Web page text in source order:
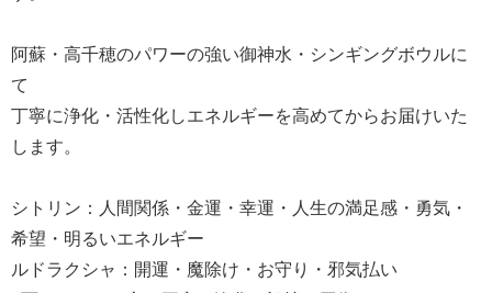
阿蘇・高千穂のパワーの強い御神水・シンギングボウルに
て
丁寧に浄化・活性化しエネルギーを高めてからお届けいた
します。
シトリン：人間関係・金運・幸運・人生の満足感・勇気・
希望・明るいエネルギー
ルドラクシャ：開運・魔除け・お守り・邪気払い